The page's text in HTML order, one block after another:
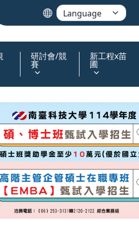
研討會/競
賽
新工程x苗
圃